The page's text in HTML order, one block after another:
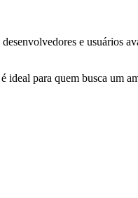
e usuários
ideal para quem busca um